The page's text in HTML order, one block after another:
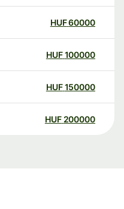
60000
HUF
100000
HUF
150000
HUF
200000
HUF